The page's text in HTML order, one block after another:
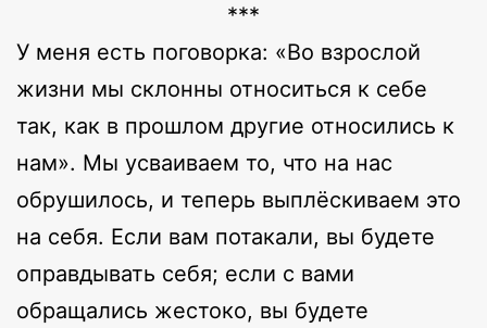
***
У меня есть поговорка: «Во взрослой
жизни мы склонны относиться к себе
так, как в прошлом другие относились к
нам». Мы усваиваем то, что на нас
обрушилось, и теперь выплёскиваем это
на себя. Если вам потакали, вы будете
оправдывать себя; если с вами
обращались жестоко, вы будете